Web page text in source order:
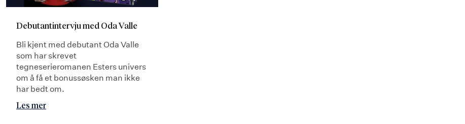
Debutantintervju med Oda Valle
Bli kjent med debutant Oda Valle
som har skrevet
tegneserieromanen Esters univers
om å få et bonussøsken man ikke
har bedt om.
Les mer